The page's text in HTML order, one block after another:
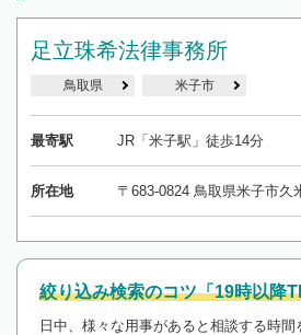
足立珠希法律事務所
鳥取県 米子市
最寄駅 JR「米子駅」徒歩14分
所在地 〒683-0824 鳥取県米子市久
絞り込み検索のコツ「19時以降
日中、様々な用事があると相談する時間